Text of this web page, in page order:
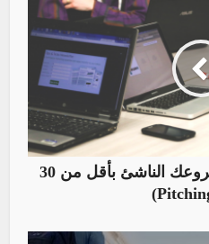
كيفية جذب الأنظار لمشروعك الناشئ بأقل من 30